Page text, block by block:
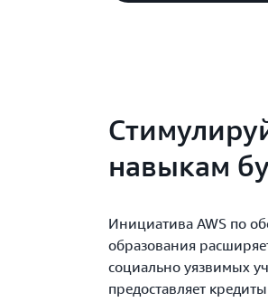
навыкам
Инициатива AWS по
образования
социально уязвимых
предоставляет